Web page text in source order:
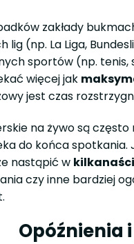
zakłady
lig (np. La Liga,
sportów (np. tenis,
więcej jak
jest czas
na żywo są
do końca spotkania.
nastąpić w
czy inne bardziej
Opóźnienia